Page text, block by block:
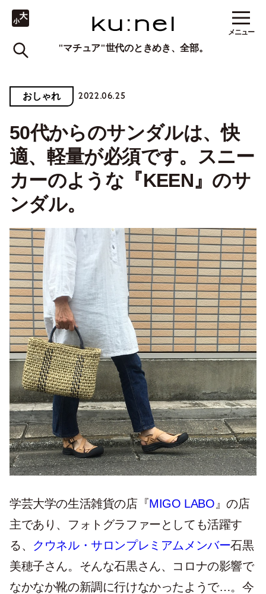
"マチュア"世代のときめき、全部。
メニュー
おしゃれ 2022.06.25
50代からのサンダルは、快
適、軽量が必須です。スニー
カーのような『KEEN』のサ
ンダル。
学芸大学の生活雑貨の店『MIGO LABO 』の店
主であり、フォトグラファーとしても活躍す
る、 クウネル・サロンプレミアムメンバー石黒
美穂子さん。そんな石黒さん、コロナの影響で
なかなか靴の新調に行けなかったようで…。今